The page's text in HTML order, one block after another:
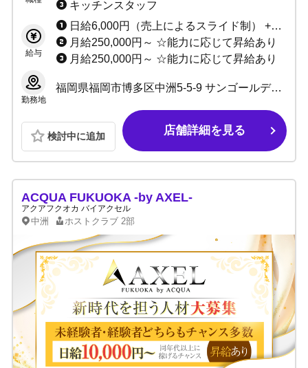
キッチンスタッフ
給与
日給6,000円（売上によるスライド制） +指名料+総売上バック+各種賞金+毎週現金ボーナスあり ☆未経験者3カ月間日当10,000円保証 ☆経験者3カ月間小計100%バック
月給250,000円～ ☆能力に応じて昇給あり
月給250,000円～ ☆能力に応じて昇給あり
勤務地
福岡県福岡市博多区中洲5-5-9 サンゴールデンビル3F
検討中に追加 店舗詳細を見る
ACQUA FUKUOKA -by AXEL-
アクアフクオカ バイアクセル
中洲 ホストクラブ 2部